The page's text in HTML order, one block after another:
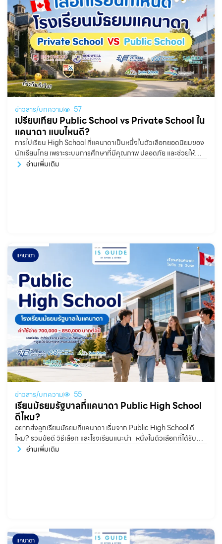
ข่าวสาร/บทความ 57
เปรียบเทียบ Public School vs Private School ใน
แคนาดา แบบไหนดี?
การไปเรียน High School ที่แคนาดาเป็นหนึ่งในตัวเลือกยอดนิยมของ
นักเรียนไทย เพราะระบบการศึกษาที่มีคุณภาพ ปลอดภัย และช่วยให้
นักเรียนได้ฝึกภาษาอังกฤษในสภาพแวดล้อมจริง แต่คำถามที่น้องๆ
อ่านเพิ่มเติม
แคนาดา
ข่าวสาร/บทความ 55
เรียนมัธยมรัฐบาลที่แคนาดา Public High School
ดีไหม?
อยากส่งลูกเรียนมัธยมที่แคนาดา เริ่มจาก Public High School ดี
ไหม? รวมข้อดี วิธีเลือก และโรงเรียนแนะนำ หนึ่งในตัวเลือกที่ได้รับ
ความนิยมอย่างมากสำหรับนักเรียนไทย คือ Public High School
อ่านเพิ่มเติม
แคนาดา